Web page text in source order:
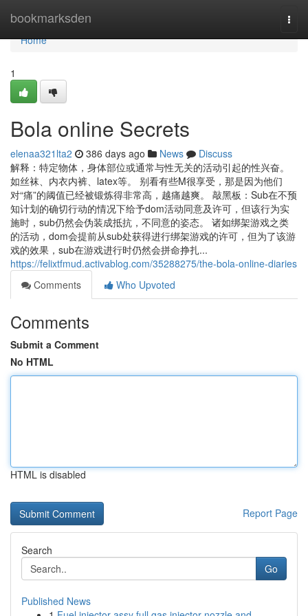
bookmarksden
Home
Home
1
Bola online Secrets
elenaa321lta2 386 days ago News
Discuss
解释：特定物体，身体部位或通常与性无关的活动引起的性兴奋。
如丝袜、内衣内裤、latex等。 别看有些M很享受，那是因为他们
对“痛”的阈值已经被锻炼得非常高，越痛越爽。 敲黑板：Sub在不预
知计划的确切行动的情况下给予dom活动同意及许可，但该行为实
施时，sub仍然会伪装成抵抗，不同意的姿态。 诸如绑架游戏之类
的活动，dom会提前从sub处获得进行绑架游戏的许可，但为了该游
戏的效果，sub在游戏进行时仍然会拼命挣扎...
https://felixtfmud.activablog.com/35288275/the-bola-online-diaries
Comments
Who Upvoted
Comments
Submit a Comment
No HTML
HTML is disabled
Report Page
Search
Go
Published News